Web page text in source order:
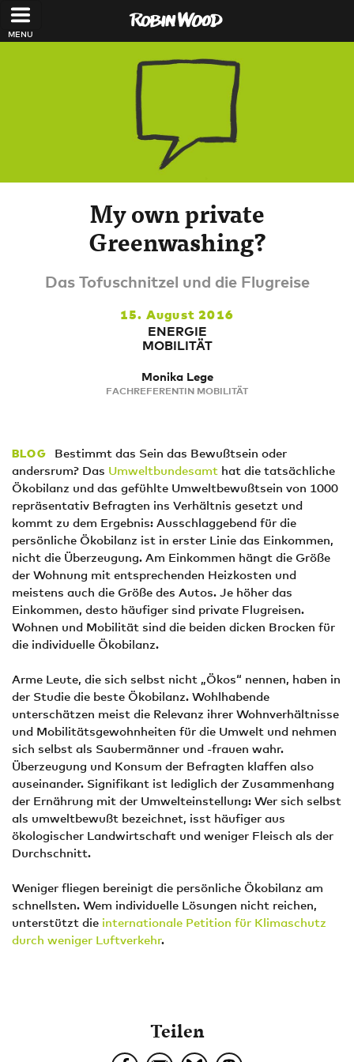
Direkt zum Inhalt
My own private
Greenwashing?
Das Tofuschnitzel und die Flugreise
15. August 2016
ENERGIE
MOBILITÄT
Monika Lege
FACHREFERENTIN MOBILITÄT
BLOG
Bestimmt das Sein das Bewußtsein oder
andersrum? Das Umweltbundesamt hat die tatsächliche
Ökobilanz und das gefühlte Umweltbewußtsein von 1000
repräsentativ Befragten ins Verhältnis gesetzt und
kommt zu dem Ergebnis: Ausschlaggebend für die
persönliche Ökobilanz ist in erster Linie das Einkommen,
nicht die Überzeugung. Am Einkommen hängt die Größe
der Wohnung mit entsprechenden Heizkosten und
meistens auch die Größe des Autos. Je höher das
Einkommen, desto häufiger sind private Flugreisen.
Wohnen und Mobilität sind die beiden dicken Brocken für
die individuelle Ökobilanz.
Arme Leute, die sich selbst nicht „Ökos“ nennen, haben in
der Studie die beste Ökobilanz. Wohlhabende
unterschätzen meist die Relevanz ihrer Wohnverhältnisse
und Mobilitätsgewohnheiten für die Umwelt und nehmen
sich selbst als Saubermänner und -frauen wahr.
Überzeugung und Konsum der Befragten klaffen also
auseinander. Signifikant ist lediglich der Zusammenhang
der Ernährung mit der Umwelteinstellung: Wer sich selbst
als umweltbewußt bezeichnet, isst häufiger aus
ökologischer Landwirtschaft und weniger Fleisch als der
Durchschnitt.
Weniger fliegen bereinigt die persönliche Ökobilanz am
schnellsten. Wem individuelle Lösungen nicht reichen,
unterstützt die internationale Petition für Klimaschutz
durch weniger Luftverkehr.
Teilen